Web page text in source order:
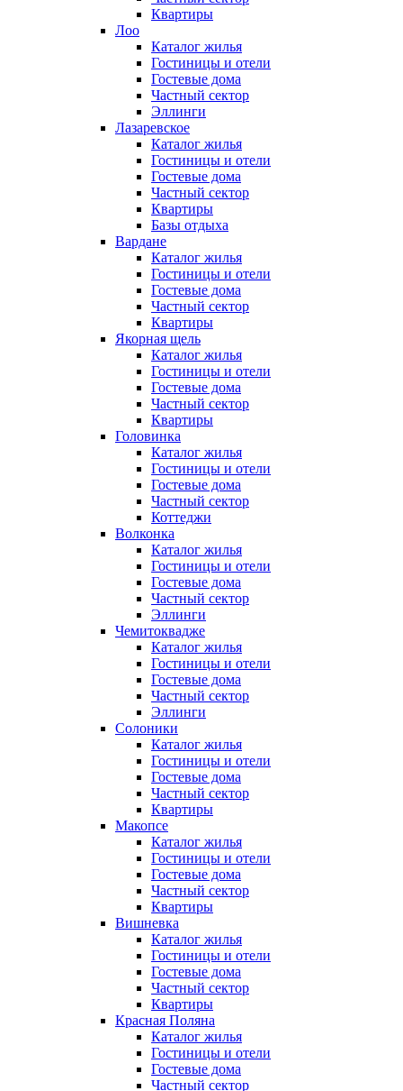
Квартиры
Лоо
Каталог жилья
Гостиницы и отели
Гостевые дома
Частный сектор
Эллинги
Лазаревское
Каталог жилья
Гостиницы и отели
Гостевые дома
Частный сектор
Квартиры
Базы отдыха
Вардане
Каталог жилья
Гостиницы и отели
Гостевые дома
Частный сектор
Квартиры
Якорная щель
Каталог жилья
Гостиницы и отели
Гостевые дома
Частный сектор
Квартиры
Головинка
Каталог жилья
Гостиницы и отели
Гостевые дома
Частный сектор
Коттеджи
Волконка
Каталог жилья
Гостиницы и отели
Гостевые дома
Частный сектор
Эллинги
Чемитоквадже
Каталог жилья
Гостиницы и отели
Гостевые дома
Частный сектор
Эллинги
Солоники
Каталог жилья
Гостиницы и отели
Гостевые дома
Частный сектор
Квартиры
Макопсе
Каталог жилья
Гостиницы и отели
Гостевые дома
Частный сектор
Квартиры
Вишневка
Каталог жилья
Гостиницы и отели
Гостевые дома
Частный сектор
Квартиры
Красная Поляна
Каталог жилья
Гостиницы и отели
Гостевые дома
Частный сектор